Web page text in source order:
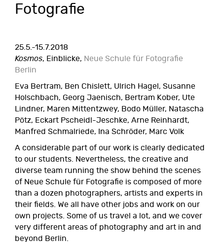
Fotografie
25.5.-15.7.2018
Kosmos, Einblicke, Neue Schule für Fotografie
Berlin
Eva Bertram, Ben Chislett, Ulrich Hagel, Susanne
Holschbach, Georg Jaenisch, Bertram Kober, Ute
Lindner, Maren Mittentzwey, Bodo Müller, Natascha
Pötz, Eckart Pscheidl-Jeschke, Arne Reinhardt,
Manfred Schmalriede, Ina Schröder, Marc Volk
A considerable part of our work is clearly dedicated
to our students. Nevertheless, the creative and
diverse team running the show behind the scenes
of Neue Schule für Fotografie is composed of more
than a dozen photographers, artists and experts in
their fields. We all have other jobs and work on our
own projects. Some of us travel a lot, and we cover
very different areas of photography and art in and
beyond Berlin.